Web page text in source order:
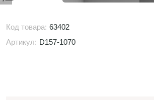
Код товара: 63402
Артикул: D157-1070